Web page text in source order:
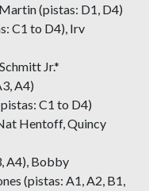
(pistas: D1, D4)
C1 to D4), Irv
Jr.*
A4)
C1 to D4)
Hentoff, Quincy
A4), Bobby
(pistas: A1, A2, B1,